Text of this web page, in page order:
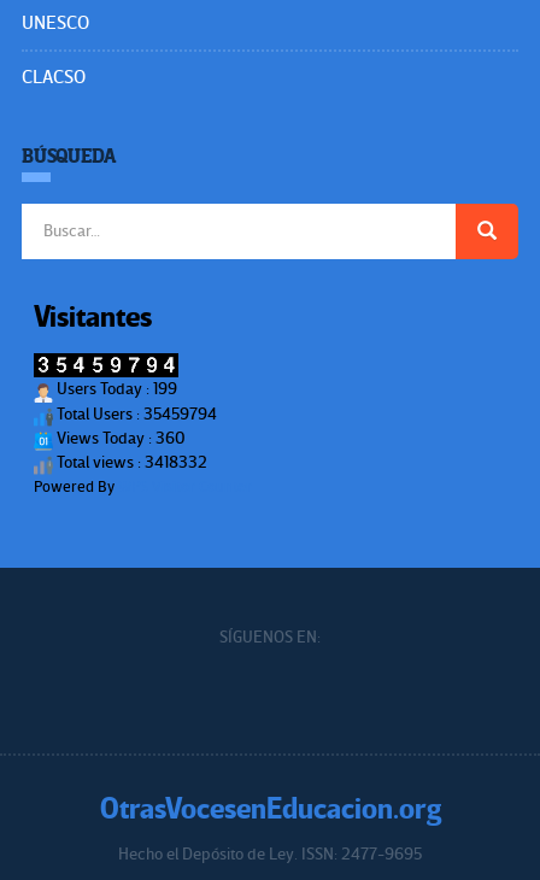
UNESCO
CLACSO
BÚSQUEDA
Visitantes
Users Today : 199
Total Users : 35459794
Views Today : 360
Total views : 3418332
Powered By
SÍGUENOS EN:
OtrasVocesenEducacion.org
Hecho el Depósito de Ley. ISSN: 2477-9695